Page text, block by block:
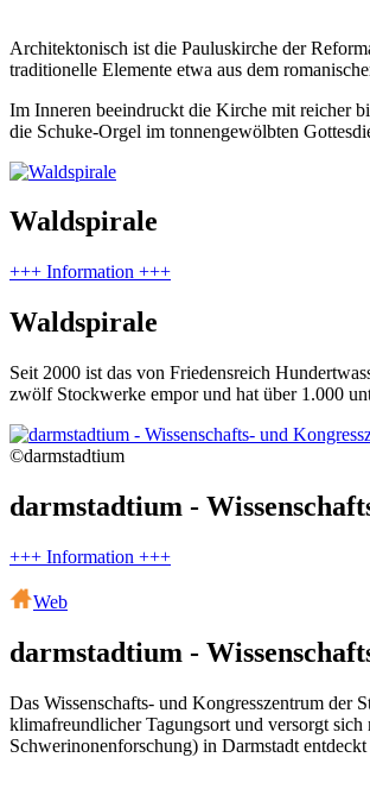
Architektonisch ist die Pauluskirche der
traditionelle Elemente etwa aus dem
Im Inneren beeindruckt die Kirche mit reicher
die Schuke-Orgel im tonnengewölbten
Waldspirale
+++ Information +++
Waldspirale
Seit 2000 ist das von Friedensreich
zwölf Stockwerke empor und hat über 1.000
©darmstadtium
darmstadtium -
+++ Information +++
Web
darmstadtium -
Das Wissenschafts- und Kongresszentrum der
klimafreundlicher Tagungsort und versorgt sich
Schwerinonenforschung) in Darmstadt